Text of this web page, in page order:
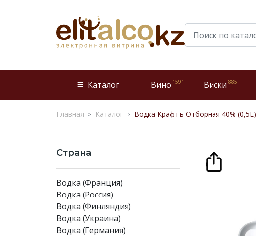
Каталог Вино 1591 Виски 885
Главная Каталог Водка Крафтъ Отборная 40% (0,5L)
Страна
Водка (Франция)
Водка (Россия)
Водка (Финляндия)
Водка (Украина)
Водка (Германия)